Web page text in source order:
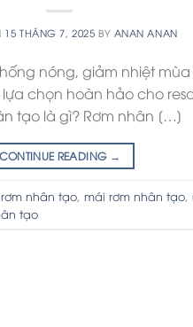
15 THÁNG 7, 2025 BY ANAN ANAN
nóng, giảm nhiệt
chọn hoàn hảo cho
tạo là gì? Rơm nhân […]
CONTINUE READING →
nhân tạo mái rơm nhân tạo
tạo